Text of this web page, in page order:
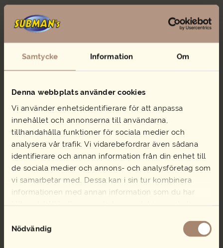
Samtycke Information Om
Denna webbplats använder cookies
Vi använder enhetsidentifierare för att anpassa
innehållet och annonserna till användarna,
tillhandahålla funktioner för sociala medier och
analysera vår trafik. Vi vidarebefordrar även sådana
identifierare och annan information från din enhet till
de sociala medier och annons- och analysföretag som
vi samarbetar med. Dessa kan i sin tur kombinera
informationen med annan information som du har
Nödvändig
mängd
43,00kr
Salami
Brie
Fralla
mängd
Lägg i varukorg
(glutenfritt)
47,00kr
Salami
Brie
(glutenfritt)
mängd
Lägg i varukorg
MENYFÖRSLAG
BUFFÉER
STUDENTCATERING